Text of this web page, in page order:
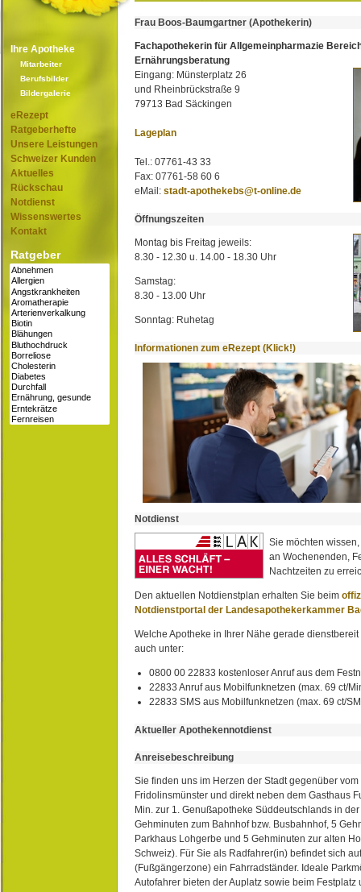
Ihre Apotheke
Mitarbeiter
Berufsbilder
Bildergalerie
eRezept
Ratgeberhefte
Unsere Leistungen
Schweizer Kunden
Aktuelles
Rückschau
Notdienst
Wissenswertes
Kontakt
Ratgeber
Frau Boos-Baumgartner (Apothekerin)
Fachapothekerin für Allgemeinpharmazie
Ernährungsberatung
Eingang: Münsterplatz 26
und Rheinbrückstraße 9
79713 Bad Säckingen
Lageplan
Tel.: 07761-43 33
Fax: 07761-58 60 6
eMail: stadt-apothekebs@t-online.de
Öffnungszeiten
Montag bis Freitag jeweils:
8.30 - 12.30 u. 14.00 - 18.30 Uhr
Samstag:
8.30 - 13.00 Uhr
Sonntag: Ruhetag
Informationen zum eRezept (Klick!)
Notdienst
Sie möchten
an Wochenenden,
Nachtzeiten zu
Den aktuellen Notdienstplan erhalten Sie beim
Notdienstportal der Landesapothekerkammer
Welche Apotheke in Ihrer Nähe gerade
auch unter:
0800 00 22833 kostenloser Anruf aus dem
22833 Anruf aus Mobilfunknetzen (max. 69 ct/
22833 SMS aus Mobilfunknetzen (max. 69 ct/
Aktueller Apothekennotdienst
Anreisebeschreibung
Sie finden uns im Herzen der Stadt gegenüber
Fridolinsmünster und direkt neben dem Gasthaus
Min. zur 1. Genußapotheke Süddeutschlands in
Gehminuten zum Bahnhof bzw. Busbahnhof, 5
Parkhaus Lohgerbe und 5 Gehminuten zur alten
Schweiz). Für Sie als Radfahrer(in) befindet sich
(Fußgängerzone) ein Fahrradständer. Ideale
Autofahrer bieten der Auplatz sowie beim Festplatz